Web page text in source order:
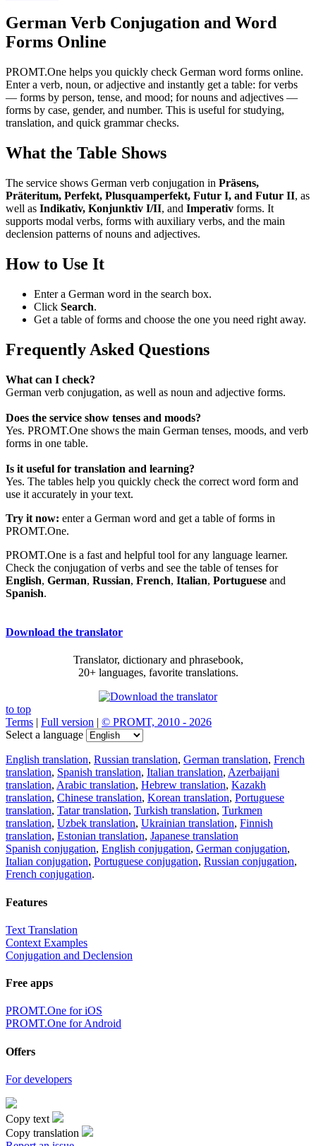
German Verb Conjugation and Word
Forms Online
PROMT.One helps you quickly check German word forms online.
Enter a verb, noun, or adjective and instantly get a table: for verbs
— forms by person, tense, and mood; for nouns and adjectives —
forms by case, gender, and number. This is useful for studying,
translation, and quick grammar checks.
What the Table Shows
The service shows German verb conjugation in Präsens,
Präteritum, Perfekt, Plusquamperfekt, Futur I, and Futur II, as
well as Indikativ, Konjunktiv I/II, and Imperativ forms. It
supports modal verbs, forms with auxiliary verbs, and the main
declension patterns of nouns and adjectives.
How to Use It
Enter a German word in the search box.
Click Search.
Get a table of forms and choose the one you need right away.
Frequently Asked Questions
What can I check?
German verb conjugation, as well as noun and adjective forms.
Does the service show tenses and moods?
Yes. PROMT.One shows the main German tenses, moods, and verb
forms in one table.
Is it useful for translation and learning?
Yes. The tables help you quickly check the correct word form and
use it accurately in your text.
Try it now: enter a German word and get a table of forms in
PROMT.One.
PROMT.One is a fast and helpful tool for any language learner.
Check the conjugation of verbs and see the table of tenses for
English, German, Russian, French, Italian, Portuguese and
Spanish.
Download the translator
Translator, dictionary and phrasebook,
20+ languages, favorite translations.
to top
Terms | Full version | © PROMT, 2010 - 2026
Select a language
English translation, Russian translation, German translation, French
translation, Spanish translation, Italian translation, Azerbaijani
translation, Arabic translation, Hebrew translation, Kazakh
translation, Chinese translation, Korean translation, Portuguese
translation, Tatar translation, Turkish translation, Turkmen
translation, Uzbek translation, Ukrainian translation, Finnish
translation, Estonian translation, Japanese translation
Spanish conjugation, English conjugation, German conjugation,
Italian conjugation, Portuguese conjugation, Russian conjugation,
French conjugation.
Features
Text Translation
Context Examples
Conjugation and Declension
Free apps
PROMT.One for iOS
PROMT.One for Android
Offers
For developers
Copy text
Copy translation